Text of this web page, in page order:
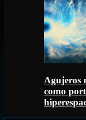
Agujeros
como